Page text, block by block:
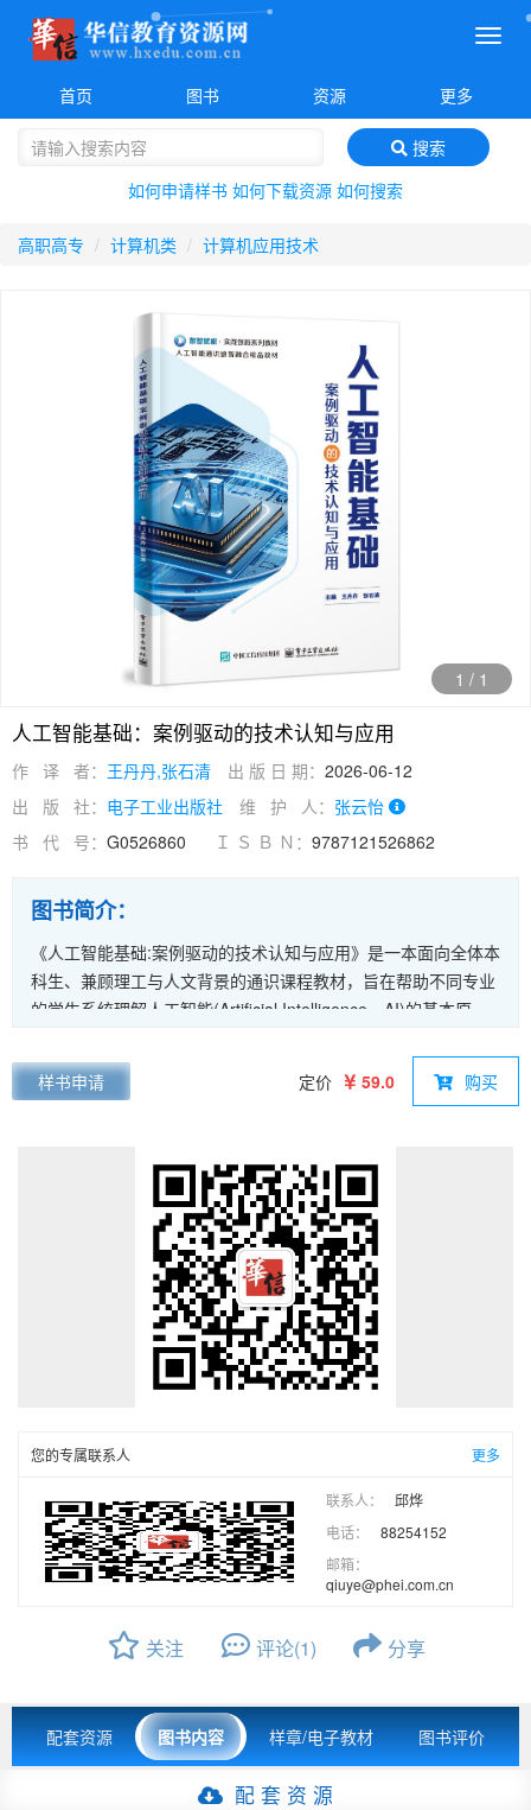
菜
首页
图书 资源 更多
搜索
如何申请样书 如何下载资源 如何搜索
高职高专 计算机类 计算机应用技术
1 / 1
人工智能基础：案例驱动的技术认知与应用
作 译 者： 王丹丹,张石清 出 版 日 期： 2026-06-12
出 版 社： 电子工业出版社 维 护 人： 张云怡
书 代 号： G0526860 Ｉ Ｓ Ｂ Ｎ： 9787121526862
图书简介：
《人工智能基础:案例驱动的技术认知与应用》是一本面向全体本
科生、兼顾理工与人文背景的通识课程教材，旨在帮助不同专业
的学生系统理解人工智能(Artificial Intelligence，AI)的基本原
与科技伦理意识。全书结构清晰、层次分明，既注重基础知识的
普及性，又突出实践导向与价值引领，无论有无编程基础，均可
与深度学习关键技术、生成式AI与大模型原理，并延伸至农业、
医疗、商科、艺术设计、语言教育、体育等多个领域的典型应用
场景，充分展现“AI+”在推动产业变革与社会进步中的广泛影响。
本书坚持“案例驱动、理实一体”的编写理念，既有代码实现的技
术细节，又有叙事性强的应用案例，从技术入门到行业融合层层
递进，教师可根据教学需求灵活选用章节内容。本书强调“技术
学习与价值塑造并重”，每章均设置“知识目标”与“思政目标”，配
套案例分析、实践任务与反思问题，力求在提升学生“会用AI”能
合广大对AI感兴趣的读者自学使用。
样书申请 定价 59.0 购买
您的专属联系人 更多
联系人：
邱烨
电话：
88254152
邮箱：
qiuye@phei.com.cn
关注 评论(1) 分享
配套资源 图书内容 样章/电子教材 图书评价
配 套 资 源